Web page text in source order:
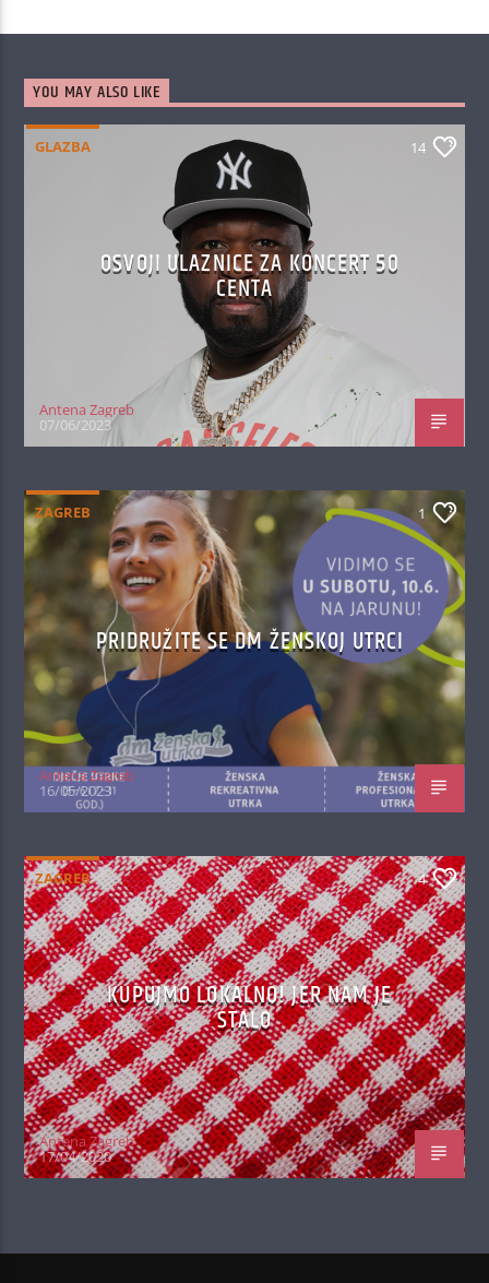
YOU MAY ALSO LIKE
GLAZBA 14
OSVOJI ULAZNICE ZA KONCERT 50
CENTA
Antena Zagreb
07/06/2023
ZAGREB 1
PRIDRUŽITE SE DM ŽENSKOJ UTRCI
Antena Zagreb
16/05/2023
ZAGREB 4
KUPUJMO LOKALNO! JER NAM JE
STALO
Antena Zagreb
17/04/2020